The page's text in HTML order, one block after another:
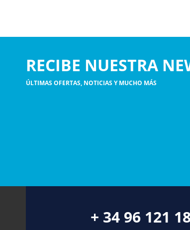
RECIBE NUESTRA
ÚLTIMAS OFERTAS, NOTICIAS Y MUCHO MÁS
+ 34 96 121